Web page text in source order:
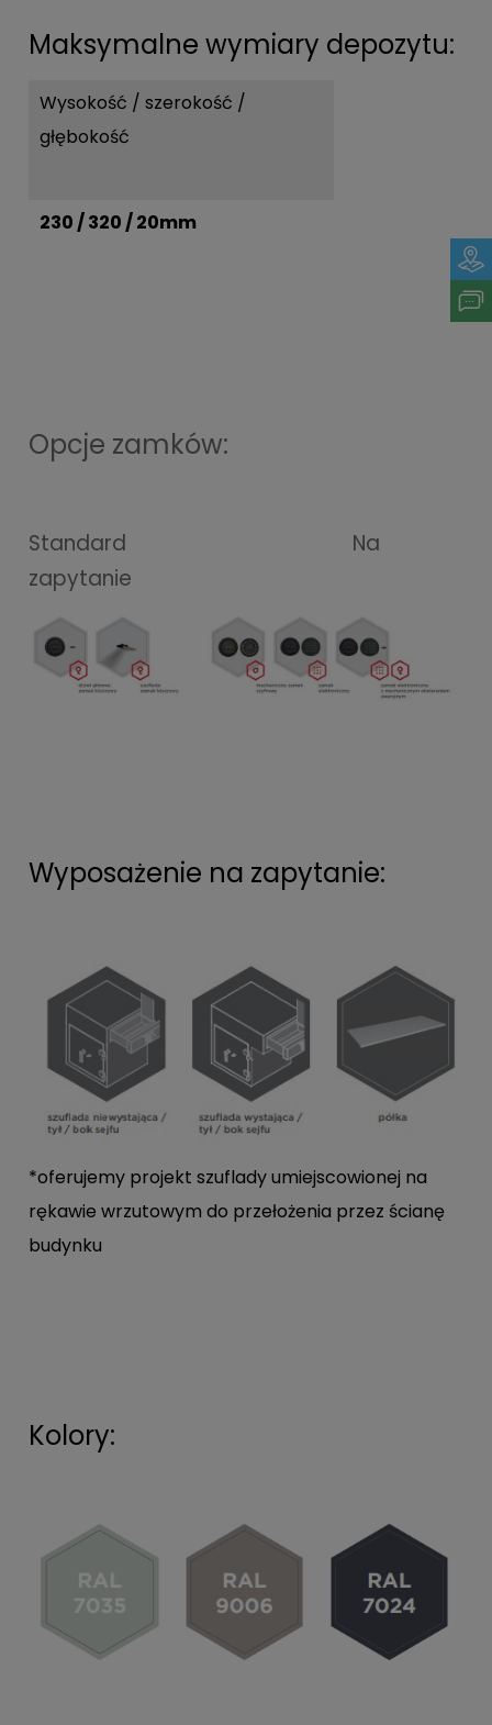
Maksymalne wymiary depozytu:
Wysokość / szerokość /
głębokość
230 / 320 / 20mm
Opcje zamków:
Standard
Na
zapytanie
Wyposażenie na zapytanie:
*oferujemy projekt szuflady umiejscowionej na
rękawie wrzutowym do przełożenia przez ścianę
budynku
Kolory: